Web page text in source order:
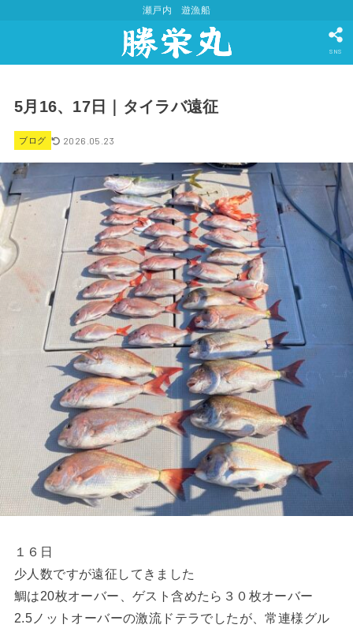
瀬戸内 遊漁船
SNS
5月16、17日｜タイラバ遠征
ブログ 2026.05.23
１６日
少人数ですが遠征してきました
鯛は20枚オーバー、ゲスト含めたら３０枚オーバー
2.5ノットオーバーの激流ドテラでしたが、常連様グル